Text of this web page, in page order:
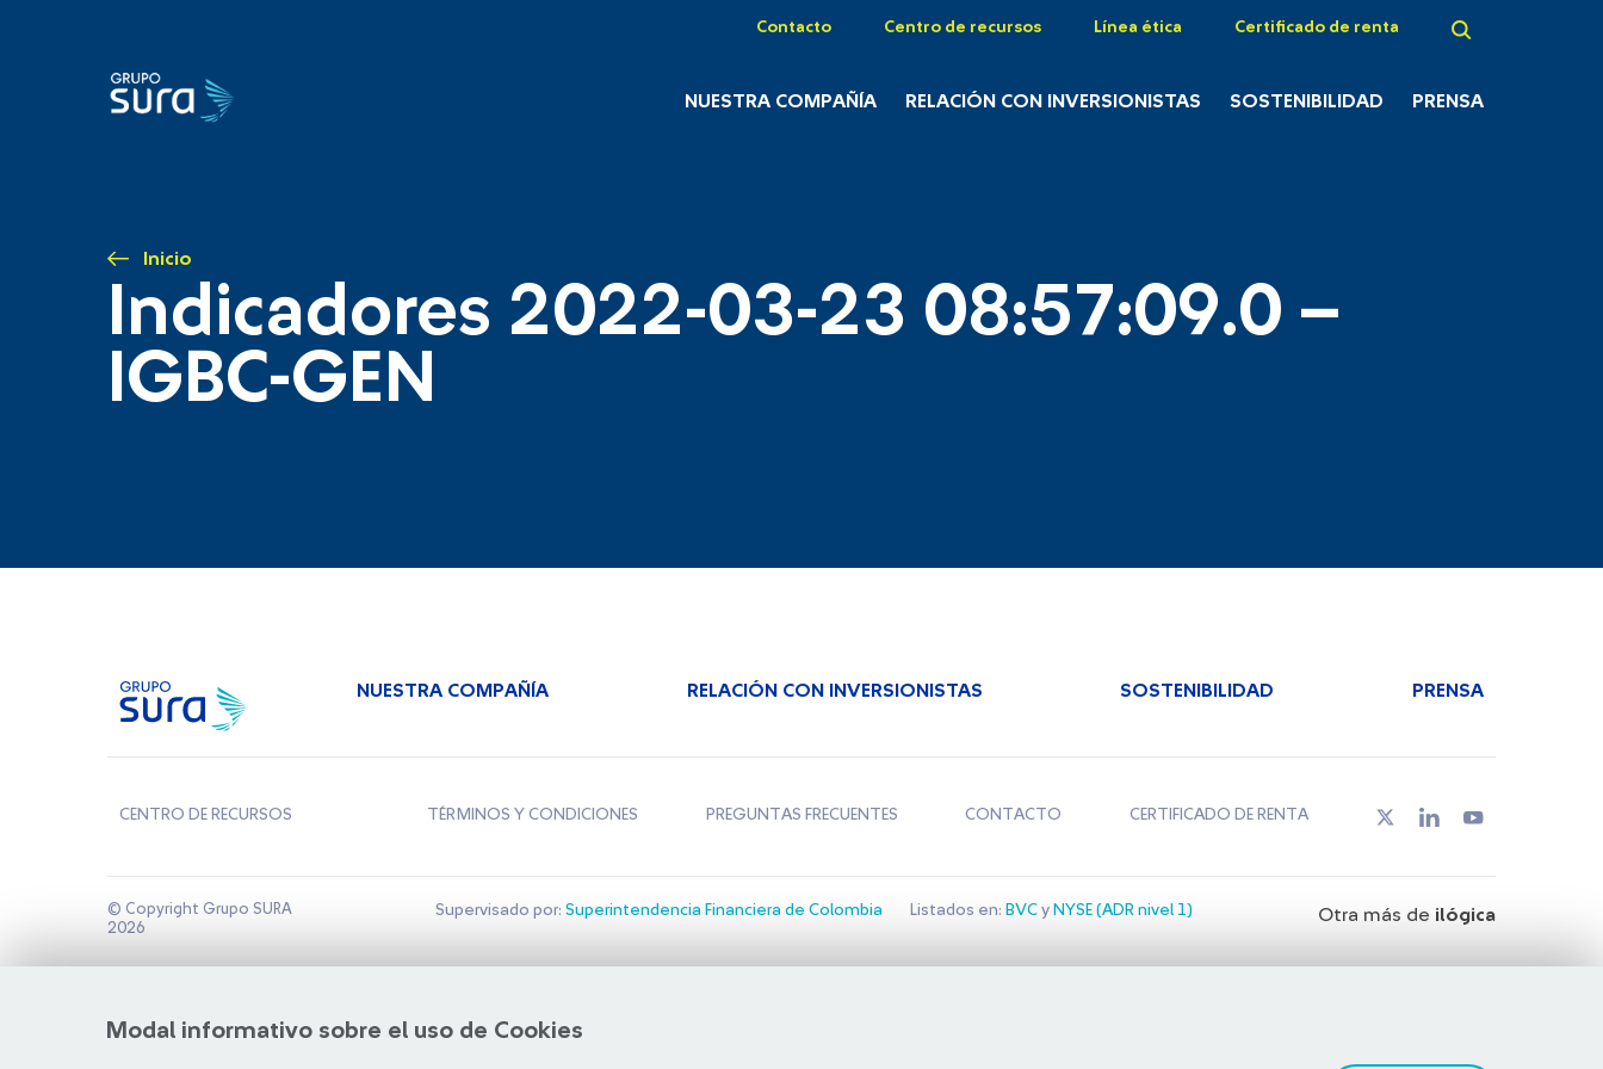
Contacto Centro de recursos Línea ética Certificado de renta
NUESTRA COMPAÑÍA RELACIÓN CON INVERSIONISTAS SOSTENIBILIDAD PRENSA
Inicio
Indicadores 2022-03-23 08:57:09.0 –
IGBC-GEN
Modal informativo sobre el uso de Cookies
NUESTRA COMPAÑÍA RELACIÓN CON INVERSIONISTAS SOSTENIBILIDAD PRENSA
CENTRO DE RECURSOS TÉRMINOS Y CONDICIONES PREGUNTAS FRECUENTES CONTACTO CERTIFICADO DE RENTA
© Copyright Grupo SURA
2026
Supervisado por: Superintendencia Financiera de Colombia Listados en: BVCy NYSE (ADR nivel 1) Otra más de ilógica